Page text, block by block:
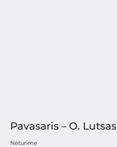
Pavasaris – O. Lutsas
Neturime